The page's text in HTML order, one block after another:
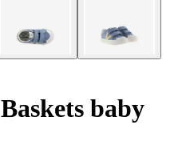
Baskets baby